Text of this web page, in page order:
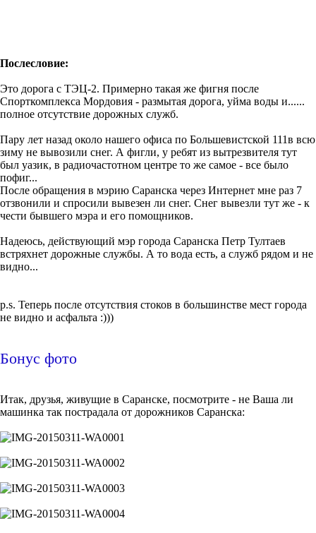
Послесловие:
Это дорога с ТЭЦ-2. Примерно такая же фигня после
Спорткомплекса Мордовия - размытая дорога, уйма воды и......
полное отсутствие дорожных служб.
Пару лет назад около нашего офиса по Большевистской 111в всю
зиму не вывозили снег. А фигли, у ребят из вытрезвителя тут
был уазик, в радиочастотном центре то же самое - все было
пофиг...
После обращения в мэрию Саранска через Интернет мне раз 7
отзвонили и спросили вывезен ли снег. Снег вывезли тут же - к
чести бывшего мэра и его помощников.
Надеюсь, действующий мэр города Саранска Петр Тултаев
встряхнет дорожные службы. А то вода есть, а служб рядом и не
видно...
p.s. Теперь после отсутствия стоков в большинстве мест города
не видно и асфальта :)))
Бонус фото
Итак, друзья, живущие в Саранске, посмотрите - не Ваша ли
машинка так пострадала от дорожников Саранска: